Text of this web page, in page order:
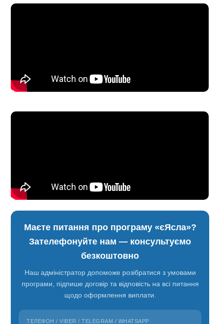
Маєте питання про програму «єЯсла»?
Зателефонуйте нам — консультуємо
безкоштовно
Наш адміністратор допоможе розібратися з умовами
програми, підпише договір та відповість на всі питання
щодо оформлення виплати.
ТЕЛЕФОН / VIBER / TELEGRAM / WHATSAPP